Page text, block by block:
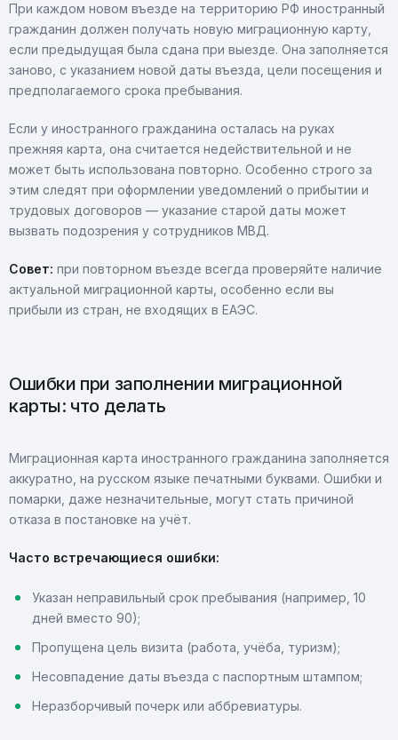
При каждом новом въезде на территорию РФ иностранный
гражданин должен получать новую миграционную карту,
если предыдущая была сдана при выезде. Она заполняется
заново, с указанием новой даты въезда, цели посещения и
предполагаемого срока пребывания.
Если у иностранного гражданина осталась на руках
прежняя карта, она считается недействительной и не
может быть использована повторно. Особенно строго за
этим следят при оформлении уведомлений о прибытии и
трудовых договоров — указание старой даты может
вызвать подозрения у сотрудников МВД.
Совет: при повторном въезде всегда проверяйте наличие
актуальной миграционной карты, особенно если вы
прибыли из стран, не входящих в ЕАЭС.
Ошибки при заполнении миграционной
карты: что делать
Миграционная карта иностранного гражданина заполняется
аккуратно, на русском языке печатными буквами. Ошибки и
помарки, даже незначительные, могут стать причиной
отказа в постановке на учёт.
Часто встречающиеся ошибки:
Указан неправильный срок пребывания (например, 10
дней вместо 90);
Пропущена цель визита (работа, учёба, туризм);
Несовпадение даты въезда с паспортным штампом;
Неразборчивый почерк или аббревиатуры.